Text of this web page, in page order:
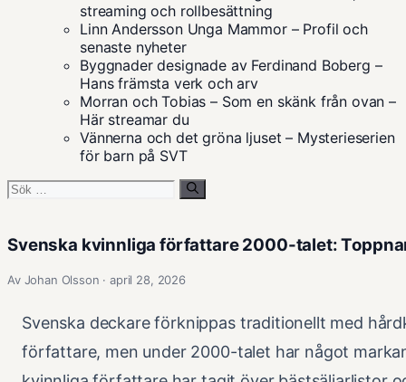
streaming och rollbesättning
Linn Andersson Unga Mammor – Profil och
senaste nyheter
Byggnader designade av Ferdinand Boberg –
Hans främsta verk och arv
Morran och Tobias – Som en skänk från ovan –
Här streamar du
Vännerna och det gröna ljuset – Mysterieserien
för barn på SVT
Sök
Svenska kvinnliga författare 2000-talet:
Av Johan Olsson · april 28, 2026
Svenska deckare förknippas traditionellt med
författare, men under 2000-talet har något